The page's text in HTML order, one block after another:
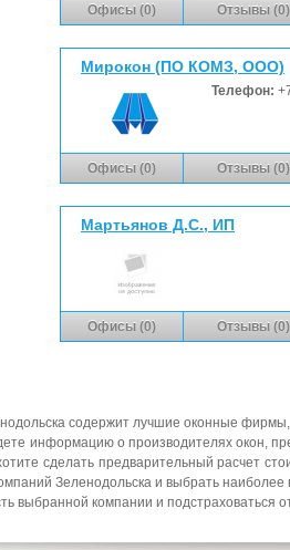
Офисы (0) Отзывы (0)
Мирокон (ПО КОМЗ, ООО)
Телефон:
Офисы (0) Отзывы (0)
Мартьянов Д.С., ИП
Офисы (0) Отзывы (0)
содержит лучшие оконные фирмы,
информацию о производителях окон,
сделать предварительный расчет
Зеленодольска и выбрать
выбранной компании и подстраховаться